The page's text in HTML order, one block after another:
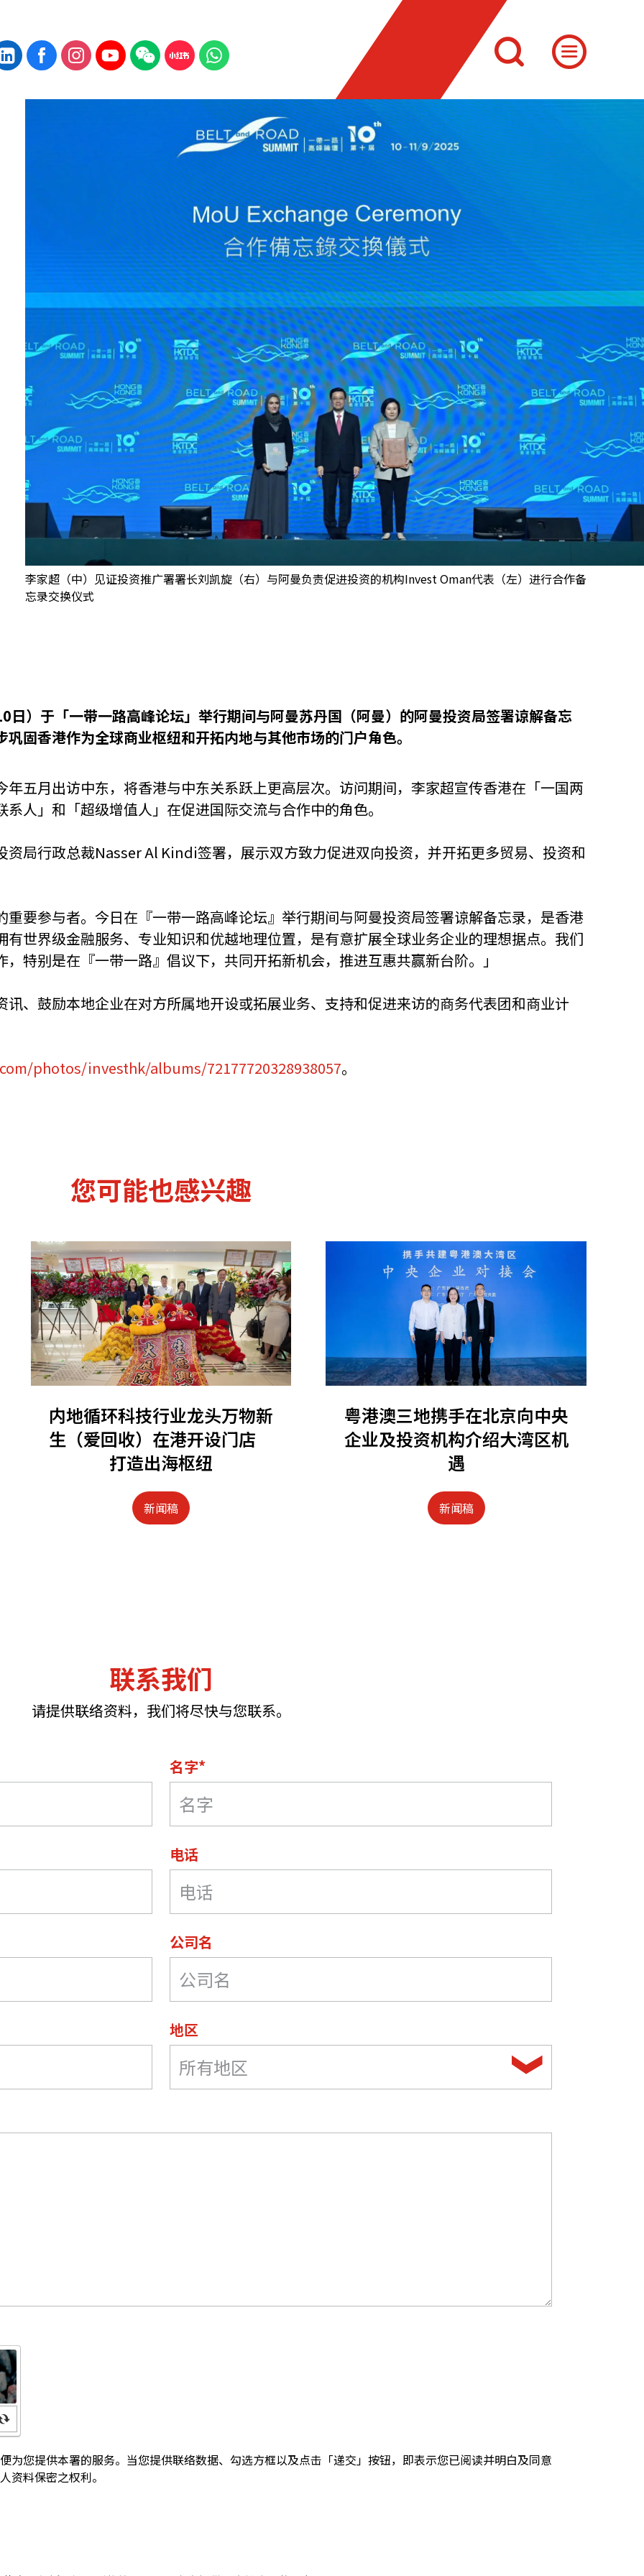
新资本投资者入境计划 StartmeupHK
李家超（中）见证投资推广署署长刘凯旋（右）与阿曼负责促进投资的机构Invest Oman代表（左）进行合作备
忘录交换仪式
）于「一带一路高峰论坛」举行期间与阿曼苏丹国（阿曼）的阿曼投资局签署谅解备忘
固香港作为全球商业枢纽和开拓内地与其他市场的门户角色。
五月出访中东，将香港与中东关系跃上更高层次。访问期间，李家超宣传香港在「一国两
人」和「超级增值人」在促进国际交流与合作中的角色。
局行政总裁Nasser Al Kindi签署，展示双方致力促进双向投资，并开拓更多贸易、投资和
要参与者。今日在『一带一路高峰论坛』举行期间与阿曼投资局签署谅解备忘录，是香港
世界级金融服务、专业知识和优越地理位置，是有意扩展全球业务企业的理想据点。我们
特别是在『一带一路』倡议下，共同开拓新机会，推进互惠共赢新台阶。」
、鼓励本地企业在对方所属地开设或拓展业务、支持和促进来访的商务代表团和商业计
photos/investhk/albums/72177720328938057。
您可能也感兴趣
内地循环科技行业龙头万物新
生（爱回收）在港开设门店
打造出海枢纽
新闻稿
粤港澳三地携手在北京向中央
企业及投资机构介绍大湾区机
遇
新闻稿
联系我们
请提供联络资料，我们将尽快与您联系。
名字*
电话
公司名
地区
所有地区
为您提供本署的服务。当您提供联络数据、勾选方框以及点击「递交」按钮，即表示您已阅读并明白及同意
资料保密之权利。